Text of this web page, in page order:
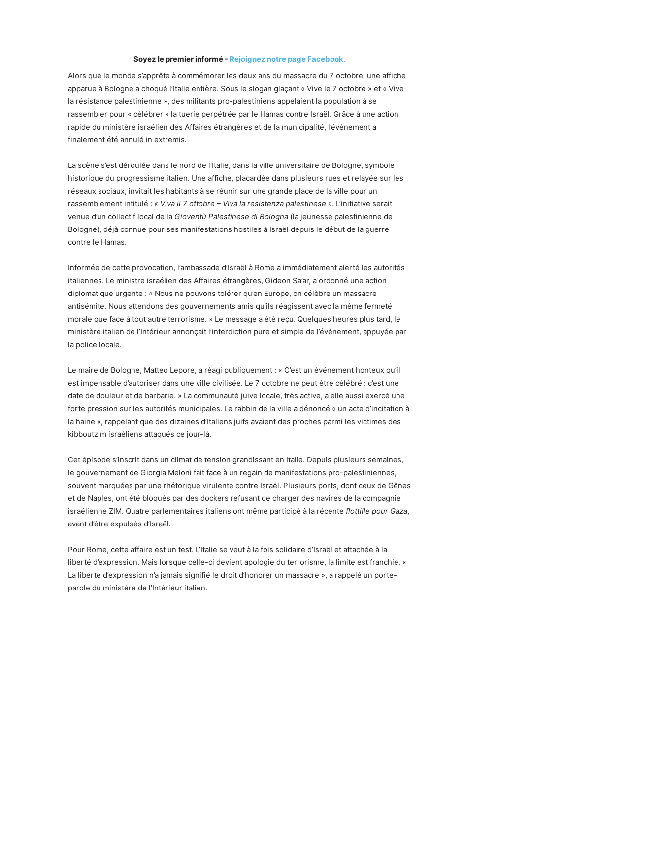
Soyez le premier informé - Rejoignez notre page Facebook.
Alors que le monde s’apprête à commémorer les deux ans du massacre du 7 octobre, une affiche
apparue à Bologne a choqué l’Italie entière. Sous le slogan glaçant « Vive le 7 octobre » et « Vive
la résistance palestinienne », des militants pro-palestiniens appelaient la population à se
rassembler pour « célébrer » la tuerie perpétrée par le Hamas contre Israël. Grâce à une action
rapide du ministère israélien des Affaires étrangères et de la municipalité, l’événement a
finalement été annulé in extremis.
La scène s’est déroulée dans le nord de l’Italie, dans la ville universitaire de Bologne, symbole
historique du progressisme italien. Une affiche, placardée dans plusieurs rues et relayée sur les
réseaux sociaux, invitait les habitants à se réunir sur une grande place de la ville pour un
rassemblement intitulé : « Viva il 7 ottobre – Viva la resistenza palestinese ». L’initiative serait
venue d’un collectif local de la Gioventù Palestinese di Bologna (la jeunesse palestinienne de
Bologne), déjà connue pour ses manifestations hostiles à Israël depuis le début de la guerre
contre le Hamas.
Informée de cette provocation, l’ambassade d’Israël à Rome a immédiatement alerté les autorités
italiennes. Le ministre israélien des Affaires étrangères, Gideon Sa’ar, a ordonné une action
diplomatique urgente : « Nous ne pouvons tolérer qu’en Europe, on célèbre un massacre
antisémite. Nous attendons des gouvernements amis qu’ils réagissent avec la même fermeté
morale que face à tout autre terrorisme. » Le message a été reçu. Quelques heures plus tard, le
ministère italien de l’Intérieur annonçait l’interdiction pure et simple de l’événement, appuyée par
la police locale.
Le maire de Bologne, Matteo Lepore, a réagi publiquement : « C’est un événement honteux qu’il
est impensable d’autoriser dans une ville civilisée. Le 7 octobre ne peut être célébré : c’est une
date de douleur et de barbarie. » La communauté juive locale, très active, a elle aussi exercé une
forte pression sur les autorités municipales. Le rabbin de la ville a dénoncé « un acte d’incitation à
la haine », rappelant que des dizaines d’Italiens juifs avaient des proches parmi les victimes des
kibboutzim israéliens attaqués ce jour-là.
Cet épisode s’inscrit dans un climat de tension grandissant en Italie. Depuis plusieurs semaines,
le gouvernement de Giorgia Meloni fait face à un regain de manifestations pro-palestiniennes,
souvent marquées par une rhétorique virulente contre Israël. Plusieurs ports, dont ceux de Gênes
et de Naples, ont été bloqués par des dockers refusant de charger des navires de la compagnie
israélienne ZIM. Quatre parlementaires italiens ont même participé à la récente flottille pour Gaza,
avant d’être expulsés d’Israël.
Pour Rome, cette affaire est un test. L’Italie se veut à la fois solidaire d’Israël et attachée à la
liberté d’expression. Mais lorsque celle-ci devient apologie du terrorisme, la limite est franchie. «
La liberté d’expression n’a jamais signifié le droit d’honorer un massacre », a rappelé un porte-
parole du ministère de l’Intérieur italien.